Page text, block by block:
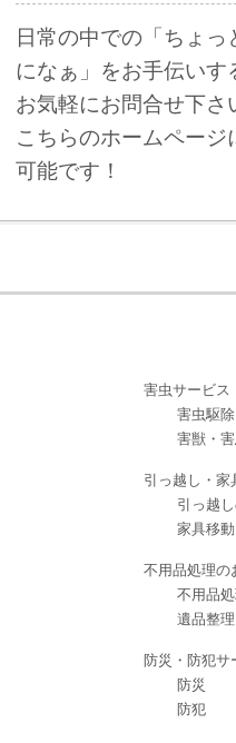
日常の中での「ちょ
になぁ」をお手伝い
お気軽にお問合せ下さ
こちらのホームペー
可能です！
害虫サービス
害虫駆除
害獣・
引っ越し・家
引っ越
家具移動
不用品処理の
不用品
遺品整理
防災・防犯サ
防災
防犯